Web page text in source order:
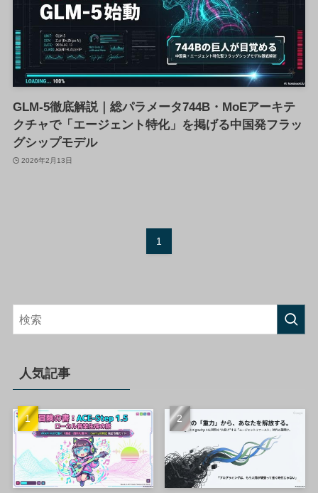
GLM-5徹底解説｜総パラメータ744B・MoEアーキテ
クチャで「エージェント特化」を掲げる中国発フラッ
グシップモデル
2026年2月13日
1
人気記事